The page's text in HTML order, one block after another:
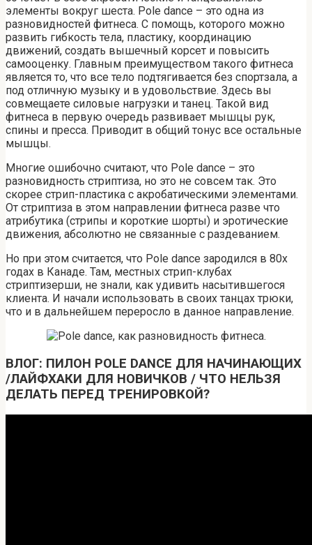
элементы вокруг шеста. Pole dance – это одна из
разновидностей фитнеса. С помощь, которого можно
развить гибкость тела, пластику, координацию
движений, создать вышечный корсет и повысить
самооценку. Главным преимуществом такого фитнеса
является то, что все тело подтягивается без спортзала, а
под отличную музыку и в удовольствие. Здесь вы
совмещаете силовые нагрузки и танец. Такой вид
фитнеса в первую очередь развивает мышцы рук,
спины и пресса. Приводит в общий тонус все остальные
мышцы.
Многие ошибочно считают, что Pole dance – это
разновидность стриптиза, но это не совсем так. Это
скорее стрип-пластика с акробатическими элементами.
От стриптиза в этом направлении фитнеса разве что
атрибутика (стрипы и короткие шорты) и эротические
движения, абсолютно не связанные с раздеванием.
Но при этом считается, что Pole dance зародился в 80х
годах в Канаде. Там, местных стрип-клубах
стриптизерши, не знали, как удивить насытившегося
клиента. И начали использовать в своих танцах трюки,
что и в дальнейшем переросло в данное направление.
ВЛОГ: ПИЛОН POLE DANCE ДЛЯ НАЧИНАЮЩИХ
/ЛАЙФХАКИ ДЛЯ НОВИЧКОВ / ЧТО НЕЛЬЗЯ
ДЕЛАТЬ ПЕРЕД ТРЕНИРОВКОЙ?